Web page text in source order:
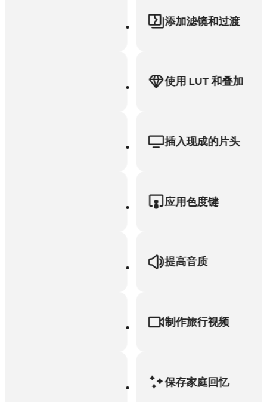
添加滤镜和过渡
使用 LUT 和叠加
插入现成的片头
应用色度键
提高音质
制作旅行视频
保存家庭回忆